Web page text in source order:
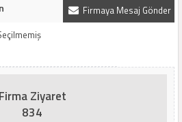
Firmaya Mesaj Gönder
Firma Ziyaret
834